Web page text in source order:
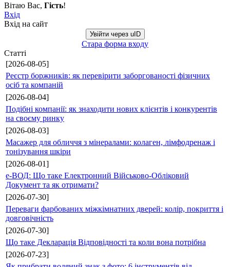
Вітаю Вас, Гість!
Вхід
Вхід на сайт
Увійти через uID
Стара форма входу
Статті
[2026-08-05]
Реєстр боржників: як перевірити заборгованості фізичних
осіб та компаній
[2026-08-04]
Подібні компанії: як знаходити нових клієнтів і конкурентів
на своєму ринку
[2026-08-03]
Масажер для обличчя з мінералами: колаген, лімфодренаж і
тонізування шкіри
[2026-08-01]
е-ВОД: Що таке Електронний Військово-Обліковий
Документ та як отримати?
[2026-07-30]
Переваги фарбованих міжкімнатних дверей: колір, покриття і
довговічність
[2026-07-30]
Що таке Декларація Відповідності та коли вона потрібна
[2026-07-23]